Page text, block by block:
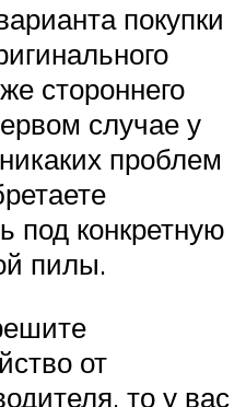
покупки
стороннего
случае у
проблем
под конкретную
пилы.
от
то у вас